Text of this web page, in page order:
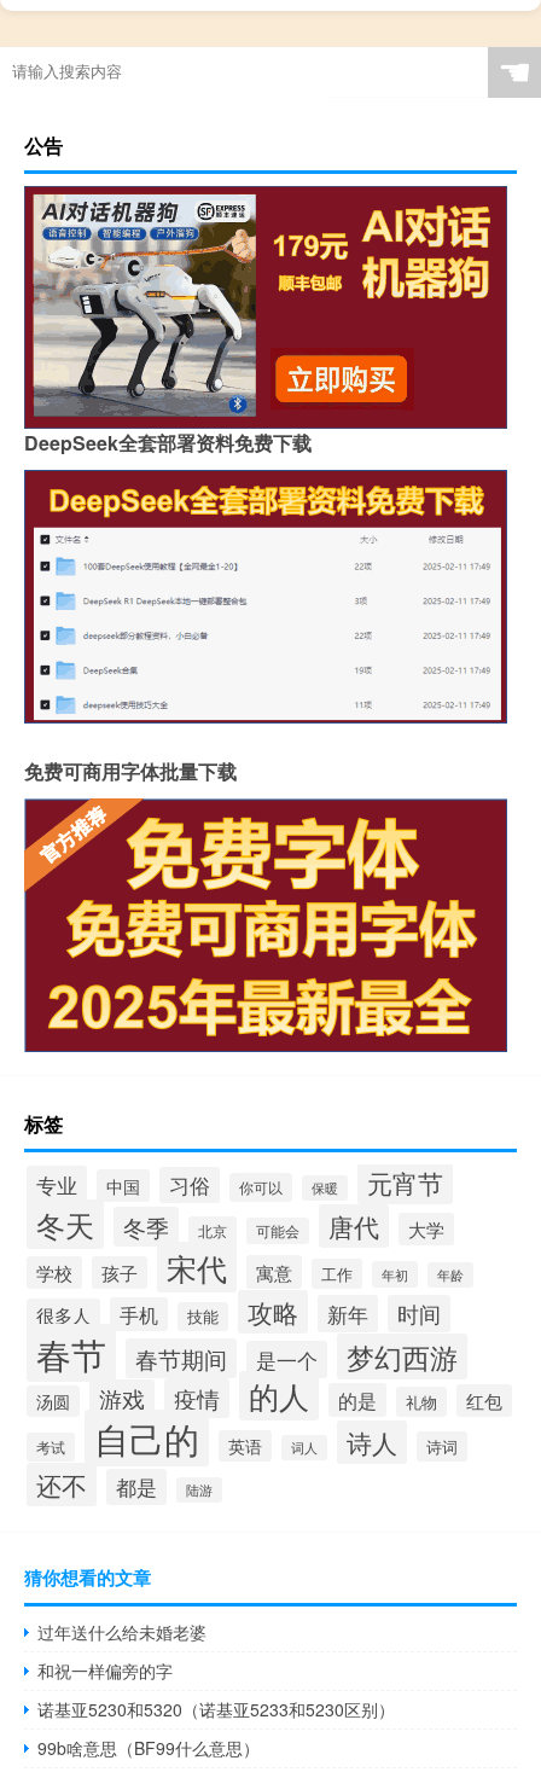
☚
公告
DeepSeek全套部署资料免费下载
免费可商用字体批量下载
标签
专业 中国 习俗 你可以 保暖 元宵节
冬天 冬季 北京 可能会 唐代
大学
学校
孩子 宋代 寓意 工作 年初 年龄
很多人 手机 技能 攻略 新年 时间
春节 春节期间 是一个 梦幻西游
汤圆 游戏 疫情 的人 的是 礼物 红包
考试 自己的 英语 词人 诗人 诗词
还不 都是 陆游
猜你想看的文章
过年送什么给未婚老婆
和祝一样偏旁的字
诺基亚5230和5320（诺基亚5233和5230区别）
99b啥意思（BF99什么意思）